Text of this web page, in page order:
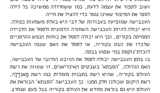
ושוב לתפור את עצמה לדעת, כמו ששֶחרזדה ממשיכה כל לילה
לספר את הסיפור שאינו נגמר כדי להציל את חייה.
העכבישה שמופיעה בעבודות של דבי היא בעלת משמעות כפולה.
היא יכולה להיות העכבישה השחורה הדמונית ולסמל את הלכידה
הממיתה בקורים, וכך היא יכולה לסמל את כוחות הנפש ההרסניים
שלכדו את הבת בקוריה, או לסמל את האם שכמו העכבישה
לוכדת־נוקמת במי שפגע בבתה.
בו בזמן העכבישה יכולה לסמל את ההיבט החיובי של העכבישה,
האם הגדולה, 'הסבתא' בשבטים האינדיאנים, זו שטווה את רשת
העולם בקוריה, שהיא רשת בתבנית מעגלית כמו רשת מָאנְדָלָה,
רשת היקום שכולנו חלק ממנו. כך העכבישה 'הסבתא' הבוראת את
העולם היא גם בוראת מחדש את העולם בקוריה בכל פעם שנחרב.